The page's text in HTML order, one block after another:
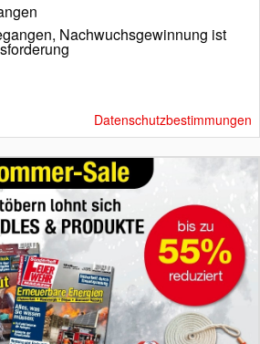
Nachwuchsgewinnung ist
Datenschutzbestimmungen